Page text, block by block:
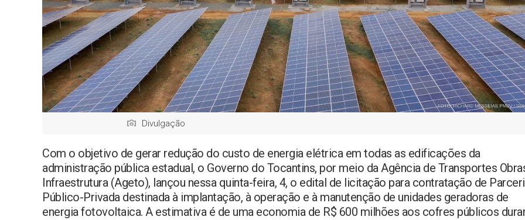
Divulgação
Com o objetivo de gerar redução do custo de energia elétrica em todas as edificações da
administração pública estadual, o Governo do Tocantins, por meio da Agência de Transportes
Infraestrutura (Ageto), lançou nessa quinta-feira, 4, o edital de licitação para contratação de
Público-Privada destinada à implantação, à operação e à manutenção de unidades geradoras de
energia fotovoltaica. A estimativa é de uma economia de R$ 600 milhões aos cofres públicos